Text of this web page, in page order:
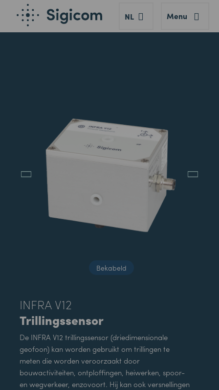
NL Menu
Bekabeld
INFRA V12
Trillingssensor
De INFRA V12 trillingssensor (driedimensionale
geofoon) kan worden gebruikt om trillingen te
meten die worden veroorzaakt door
bouwactiviteiten, ontploffingen, heiwerken, spoor-
en wegverkeer, enzovoort. Hij kan ook versnellingen